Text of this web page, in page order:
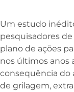
Um estudo
pesquisadores
plano de ações
nos últimos anos
consequência do
de grilagem,